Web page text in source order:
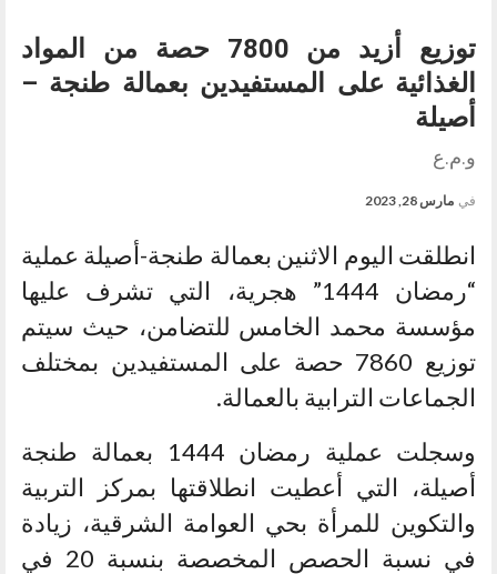
توزيع أزيد من 7800 حصة من المواد
الغذائية على المستفيدين بعمالة طنجة –
أصيلة
و.م.ع
في مارس 28, 2023
انطلقت اليوم الاثنين بعمالة طنجة-أصيلة عملية
“رمضان 1444” هجرية، التي تشرف عليها
مؤسسة محمد الخامس للتضامن، حيث سيتم
توزيع 7860 حصة على المستفيدين بمختلف
الجماعات الترابية بالعمالة.
وسجلت عملية رمضان 1444 بعمالة طنجة
أصيلة، التي أعطيت انطلاقتها بمركز التربية
والتكوين للمرأة بحي العوامة الشرقية، زيادة
في نسبة الحصص المخصصة بنسبة 20 في